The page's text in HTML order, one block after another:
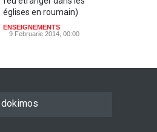
églises en roumain)
ENSEIGNEMENTS
9 Februarie 2014, 00:00
Dumnezeu, Tatal nostru de
ENSEIGNEMENTS